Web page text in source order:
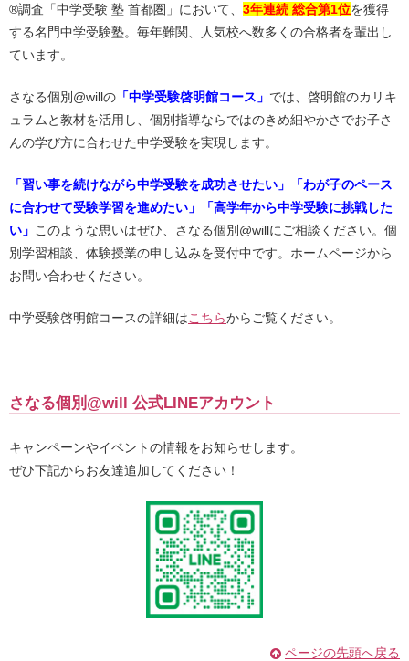
®調査「中学受験 塾 首都圏」において、 3年連続 総合第1位を獲得
する名門中学受験塾。毎年難関、人気校へ数多くの合格者を輩出し
ています。
さなる個別@willの 「中学受験啓明館コース」 では、啓明館のカリキ
ュラムと教材を活用し、個別指導ならではのきめ細やかさでお子さ
んの学び方に合わせた中学受験を実現します。
「習い事を続けながら中学受験を成功させたい」「わが子のペース
に合わせて受験学習を進めたい」「高学年から中学受験に挑戦した
い」 このような思いはぜひ、さなる個別@willにご相談ください。個
別学習相談、体験授業の申し込みを受付中です。ホームページから
お問い合わせください。
中学受験啓明館コースの詳細はこちらからご覧ください。
さなる個別@will 公式LINEアカウント
キャンペーンやイベントの情報をお知らせします。
ぜひ下記からお友達追加してください！
ページの先頭へ戻る